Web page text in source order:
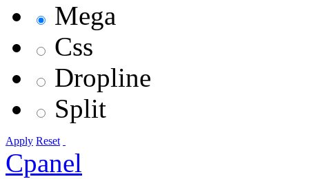
Mega
Css
Dropline
Split
Apply Reset
Cpanel